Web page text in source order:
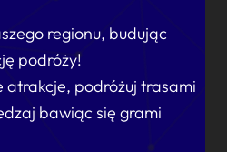
regionu, budując
podróży!
atrakcje, podróżuj trasami
bawiąc się grami